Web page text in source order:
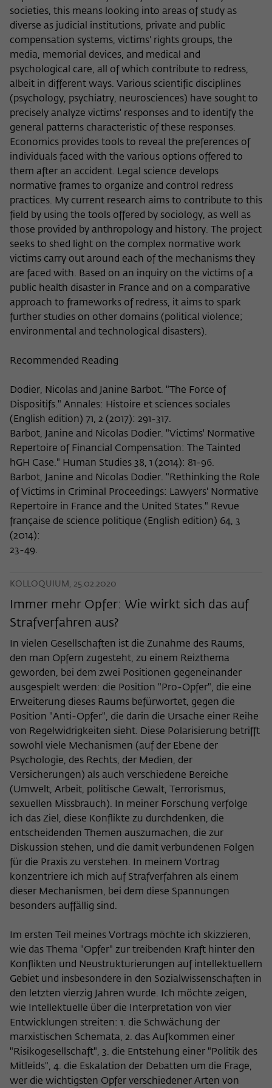
societies, this means looking into areas of study as
diverse as judicial institutions, private and public
compensation systems, victims' rights groups, the
media, memorial devices, and medical and
psychological care, all of which contribute to redress,
albeit in different ways. Various scientific disciplines
(psychology, psychiatry, neurosciences) have sought to
precisely analyze victims' responses and to identify the
general patterns characteristic of these responses.
Economics provides tools to reveal the preferences of
individuals faced with the various options offered to
them after an accident. Legal science develops
normative frames to organize and control redress
practices. My current research aims to contribute to this
field by using the tools offered by sociology, as well as
those provided by anthropology and history. The project
seeks to shed light on the complex normative work
victims carry out around each of the mechanisms they
are faced with. Based on an inquiry on the victims of a
public health disaster in France and on a comparative
approach to frameworks of redress, it aims to spark
further studies on other domains (political violence;
environmental and technological disasters).
Recommended Reading
Dodier, Nicolas and Janine Barbot. "The Force of
Dispositifs." Annales: Histoire et sciences sociales
(English edition) 71, 2 (2017): 291-317.
Barbot, Janine and Nicolas Dodier. "Victims' Normative
Repertoire of Financial Compensation: The Tainted
hGH Case." Human Studies 38, 1 (2014): 81-96.
Barbot, Janine and Nicolas Dodier. "Rethinking the Role
of Victims in Criminal Proceedings: Lawyers' Normative
Repertoire in France and the United States." Revue
française de science politique (English edition) 64, 3
(2014):
23-49.
KOLLOQUIUM, 25.02.2020
Immer mehr Opfer: Wie wirkt sich das auf
Strafverfahren aus?
In vielen Gesellschaften ist die Zunahme des Raums,
den man Opfern zugesteht, zu einem Reizthema
geworden, bei dem zwei Positionen gegeneinander
ausgespielt werden: die Position "Pro-Opfer", die eine
Erweiterung dieses Raums befürwortet, gegen die
Position "Anti-Opfer", die darin die Ursache einer Reihe
von Regelwidrigkeiten sieht. Diese Polarisierung betrifft
sowohl viele Mechanismen (auf der Ebene der
Psychologie, des Rechts, der Medien, der
Versicherungen) als auch verschiedene Bereiche
(Umwelt, Arbeit, politische Gewalt, Terrorismus,
sexuellen Missbrauch). In meiner Forschung verfolge
ich das Ziel, diese Konflikte zu durchdenken, die
entscheidenden Themen auszumachen, die zur
Diskussion stehen, und die damit verbundenen Folgen
für die Praxis zu verstehen. In meinem Vortrag
konzentriere ich mich auf Strafverfahren als einem
dieser Mechanismen, bei dem diese Spannungen
besonders auffällig sind.
Im ersten Teil meines Vortrags möchte ich skizzieren,
wie das Thema "Opfer" zur treibenden Kraft hinter den
Konflikten und Neustrukturierungen auf intellektuellem
Gebiet und insbesondere in den Sozialwissenschaften in
den letzten vierzig Jahren wurde. Ich möchte zeigen,
wie Intellektuelle über die Interpretation von vier
Entwicklungen streiten: 1. die Schwächung der
marxistischen Schemata, 2. das Aufkommen einer
"Risikogesellschaft", 3. die Entstehung einer "Politik des
Mitleids", 4. die Eskalation der Debatten um die Frage,
wer die wichtigsten Opfer verschiedener Arten von
der/die Besucher:in durch eine Verlinkung
auf wiko-berlin.de weitergeleitet wurde.
Name
Anbieter Matomo
Laufzeit 30 Minuten
Zweck
Dieses kurzlebige Cookie wird dazu
verwendet, vorübergehend Daten über
den aktuellen Aufenthalt des Besuchs auf
der Webseite des Wissenschaftskollegs
zu speichern.
können